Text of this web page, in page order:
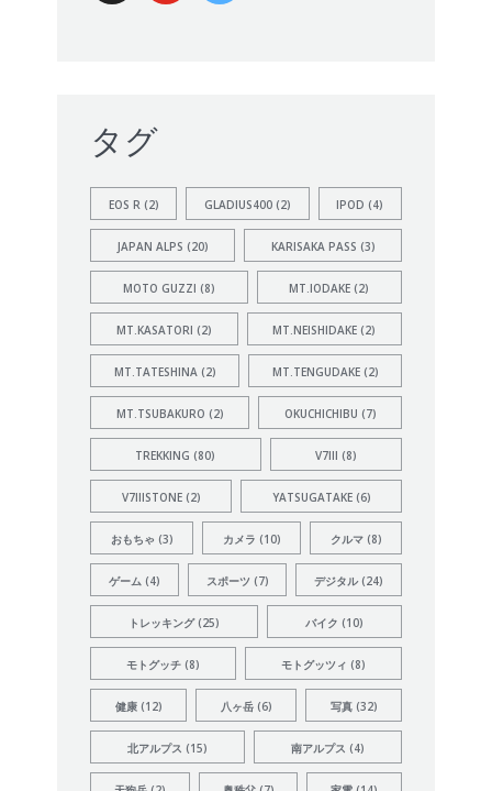
タグ
EOS R(2) GLADIUS400(2) IPOD (4)
JAPAN ALPS (20) KARISAKA PASS (3)
MOTO GUZZI (8) MT.IODAKE (2)
MT.KASATORI (2) MT.NEISHIDAKE (2)
MT.TATESHINA(2) MT.TENGUDAKE(2)
MT.TSUBAKURO (2) OKUCHICHIBU (7)
TREKKING (80) V7III (8)
V7IIISTONE(2) YATSUGATAKE(6)
おもちゃ (3) カメラ (10) クルマ(8)
ゲーム(4) スポーツ (7) デジタル(24)
トレッキング(25) バイク (10)
モトグッチ (8) モトグッツィ (8)
健康(12) 八ヶ岳(6) 写真(32)
北アルプス (15) 南アルプス (4)